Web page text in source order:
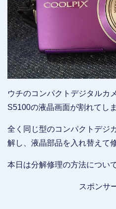
ウチのコンパクトデジタルカ
S5100の液晶画面が割れてし
全く同じ型のコンパクトデジ
解し、液晶部品を入れ替えて
本日は分解修理の方法につい
スポンサ